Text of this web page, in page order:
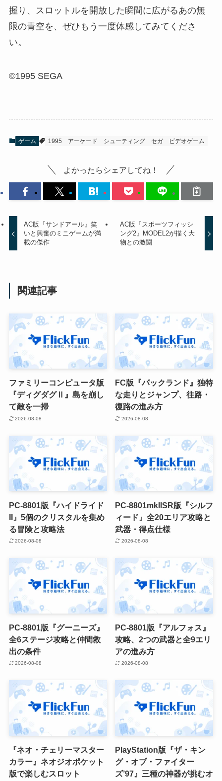
握り、スロットルを開放した瞬間に広がるあの無
限の青空を、ぜひもう一度体感してみてくださ
い。
©1995 SEGA
ゲーム 1995 アーケード シューティング セガ ビデオゲーム
よかったらシェアしてね！
AC版『サンドアール』笑
いと興奮のミニゲームが満
載の傑作
AC版『スポーツフィッシ
ング2』MODEL2が描く大
物との激闘
関連記事
ファミリーコンピュータ版
『ディグダグⅡ』島を崩し
て敵を一掃
2026-08-08
FC版『パックランド』独特
な走りとジャンプ、往路・
復路の進み方
2026-08-08
PC-8801版『ハイドライド
II』5個のクリスタルを集め
る冒険と攻略法
2026-08-08
PC-8801mkIISR版『シルフ
ィード』全20エリア攻略と
武器・得点仕様
2026-08-08
PC-8801版『グーニーズ』
全6ステージ攻略と仲間救
出の条件
2026-08-08
PC-8801版『アルフォス』
攻略、2つの武器と全9エリ
アの進み方
2026-08-08
『ネオ・チェリーマスター
カラー』ネオジオポケット
版で楽しむスロット
PlayStation版『ザ・キン
グ・オブ・ファイター
ズ’97』三種の神器が挑むオ